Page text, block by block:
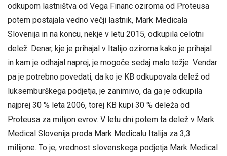
odkupom lastništva od Vega Financ oziroma od Proteusa
potem postajala vedno večji lastnik, Mark Medicala
Slovenija in na koncu, nekje v letu 2015, odkupila celotni
delež. Denar, kje je prihajal v Italijo oziroma kako je prihajal
in kam je odhajal naprej, je mogoče sedaj malo težje. Vendar
pa je potrebno povedati, da ko je KB odkupovala delež od
luksemburškega podjetja, je zanimivo, da ga je odkupila
najprej 30 % leta 2006, torej KB kupi 30 % deleža od
Proteusa za milijon evrov. V letu dni potem ta delež v Mark
Medical Slovenija proda Mark Medicalu Italija za 3,3
milijone. To je, vrednost slovenskega podjetja Mark Medical